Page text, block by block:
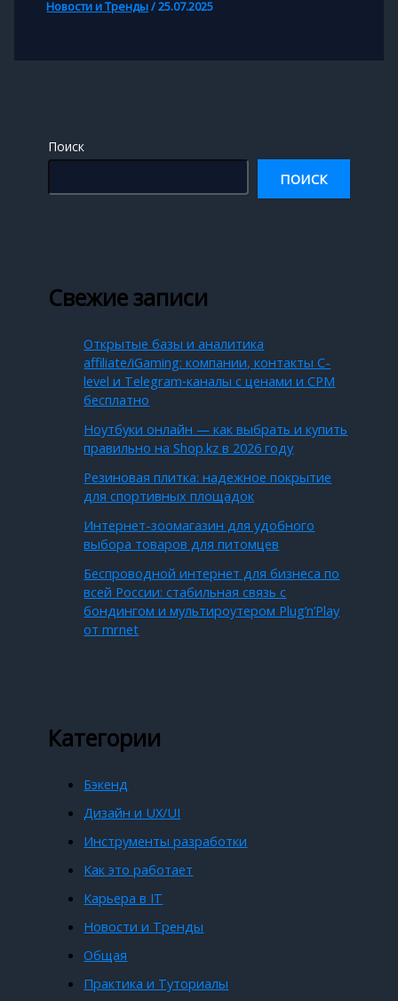
Новости и Тренды/25.07.2025
Поиск
ПОИСК
Свежие записи
Открытые базы и аналитика
affiliate/iGaming: компании, контакты C-
level и Telegram‑каналы с ценами и CPM
бесплатно
Ноутбуки онлайн — как выбрать и купить
правильно на Shop.kz в 2026 году
Резиновая плитка: надежное покрытие
для спортивных площадок
Интернет-зоомагазин для удобного
выбора товаров для питомцев
Беспроводной интернет для бизнеса по
всей России: стабильная связь с
бондингом и мультироутером Plug’n’Play
от mrnet
Категории
Бэкенд
Дизайн и UX/UI
Инструменты разработки
Как это работает
Карьера в IT
Новости и Тренды
Общая
Практика и Туториалы